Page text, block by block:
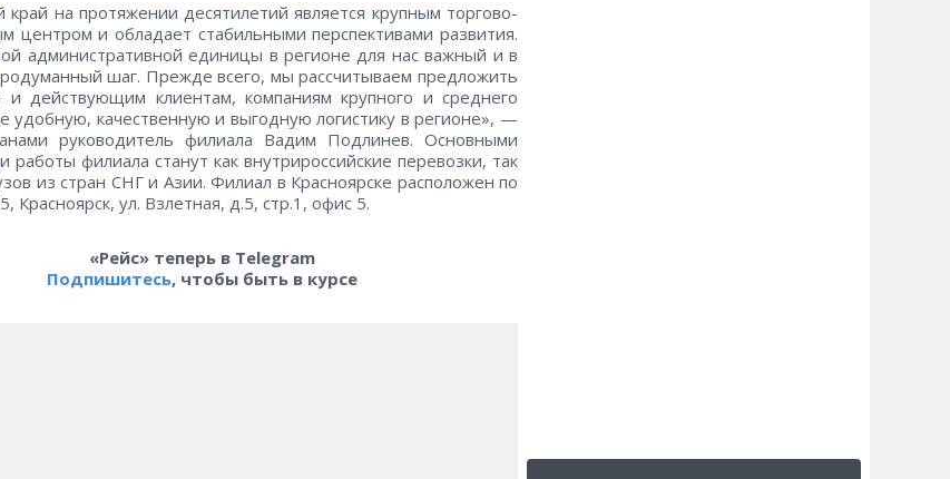
край на протяжении десятилетий является крупным торгово-
центром и обладает стабильными перспективами развития.
административной единицы в регионе для нас важный и в
шаг. Прежде всего, мы рассчитываем предложить
действующим клиентам, компаниям крупного и среднего
удобную, качественную и выгодную логистику в регионе», —
руководитель филиала Вадим Подлинев. Основными
работы филиала станут как внутрироссийские перевозки, так
из стран СНГ и Азии. Филиал в Красноярске расположен по
Красноярск, ул. Взлетная, д.5, стр.1, офис 5.
«Рейс» теперь в Telegram
Подпишитесь, чтобы быть в курсе